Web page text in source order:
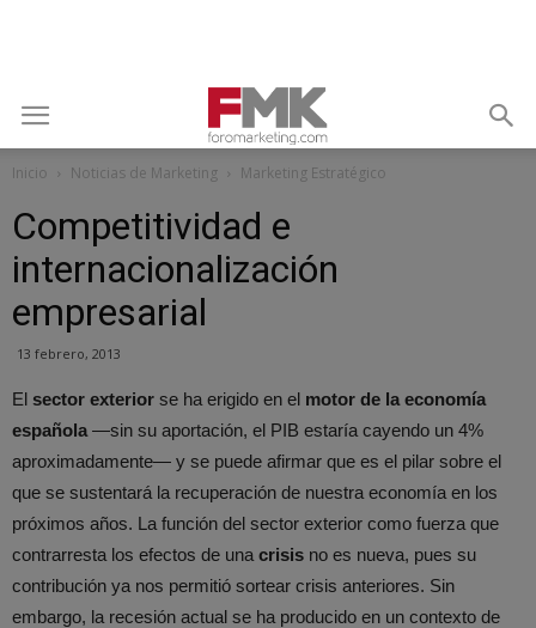
Inicio Noticias de Marketing Marketing Estratégico
Competitividad e
internacionalización
empresarial
13 febrero, 2013
El sector exterior se ha erigido en el motor de la economía
española —sin su aportación, el PIB estaría cayendo un 4%
aproximadamente— y se puede afirmar que es el pilar sobre el
que se sustentará la recuperación de nuestra economía en los
próximos años. La función del sector exterior como fuerza que
contrarresta los efectos de una crisis no es nueva, pues su
contribución ya nos permitió sortear crisis anteriores. Sin
embargo, la recesión actual se ha producido en un contexto de